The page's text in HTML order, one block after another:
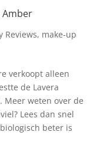
Amber
Reviews, make-up
verkoopt alleen
de Lavera
Meer weten over de
Lees dan snel
beter is